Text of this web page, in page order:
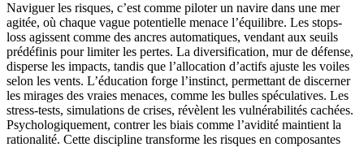
Naviguer les risques, c’est comme piloter un navire dans une mer
agitée, où chaque vague potentielle menace l’équilibre. Les stops-
loss agissent comme des ancres automatiques, vendant aux seuils
prédéfinis pour limiter les pertes. La diversification, mur de défense,
disperse les impacts, tandis que l’allocation d’actifs ajuste les voiles
selon les vents. L’éducation forge l’instinct, permettant de discerner
les mirages des vraies menaces, comme les bulles spéculatives. Les
stress-tests, simulations de crises, révèlent les vulnérabilités cachées.
Psychologiquement, contrer les biais comme l’avidité maintient la
rationalité. Cette discipline transforme les risques en composantes